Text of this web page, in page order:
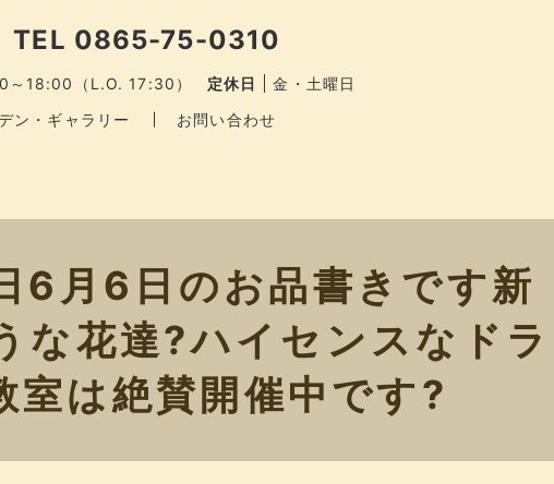
ン・ギャラリー お問い合わせ
TEL 0865-75-0310
～18:00（L.O. 17:30） 定休日 金・土曜日
6月6日のお品書きです新
な花達?ハイセンスなドラ
は絶賛開催中です️?